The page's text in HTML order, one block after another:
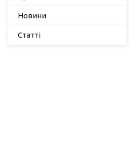
Новини
Статті